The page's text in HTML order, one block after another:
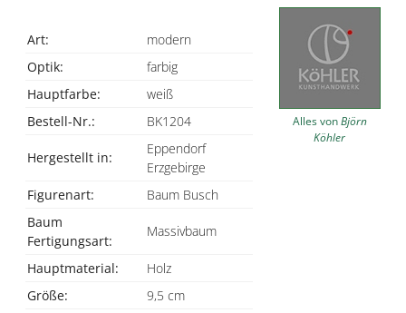
Art:
modern
Optik:
farbig
Hauptfarbe:
weiß
Bestell-Nr.:
BK1204
Hergestellt in:
Eppendorf
Erzgebirge
Figurenart:
Baum Busch
Baum
Fertigungsart:
Massivbaum
Hauptmaterial:
Holz
Größe:
9,5 cm
Alles vonBjörn
Köhler